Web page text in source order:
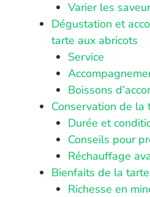
Varier les
Dégustation et
tarte aux abricots
Service
Boissons
Conservation de la
Durée et
Conseils pour
Réchauffage
Bienfaits de la
Richesse en